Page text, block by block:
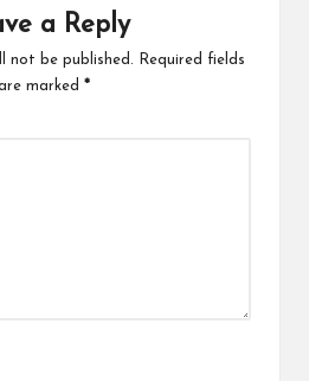
a Reply
not be published.
Required fields
marked *